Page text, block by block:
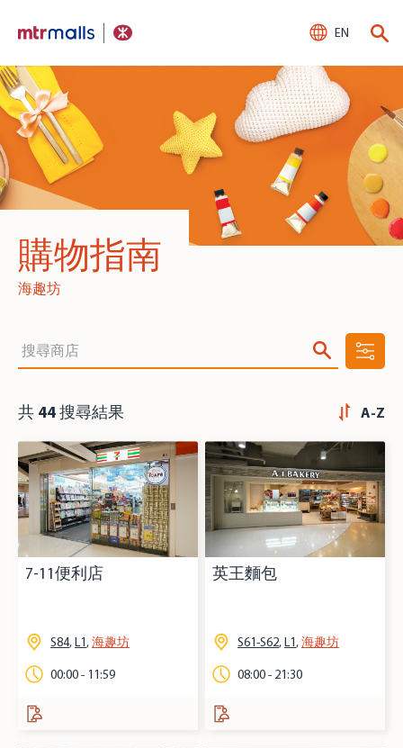
EN
購物指南
海趣坊
共 44搜尋結果 A-Z
7-11便利店
S84,L1,海趣坊
00:00 - 11:59
英王麵包
S61-S62,L1,海趣坊
08:00 - 21:30